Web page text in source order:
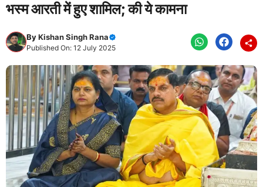
भस्म आरती में हुए शामिल; की ये कामना
ByKishan Singh Rana
Published On: 12 July 2025